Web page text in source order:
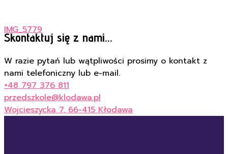
IMG_5779
Skontaktuj się z nami...
W razie pytań lub wątpliwości prosimy o kontakt z
nami telefoniczny lub e-mail.
+48 797 376 811
przedszkole@klodawa.pl
Wojcieszycka 7, 66-415 Kłodawa